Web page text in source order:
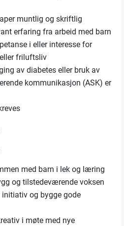
muntlig og skriftlig
erfaring fra arbeid med barn
i eller interesse for
friluftsliv
av diabetes eller bruk av
kommunikasjon (ASK) er
med barn i lek og læring
og tilstedeværende voksen
initiativ og bygge gode
i møte med nye